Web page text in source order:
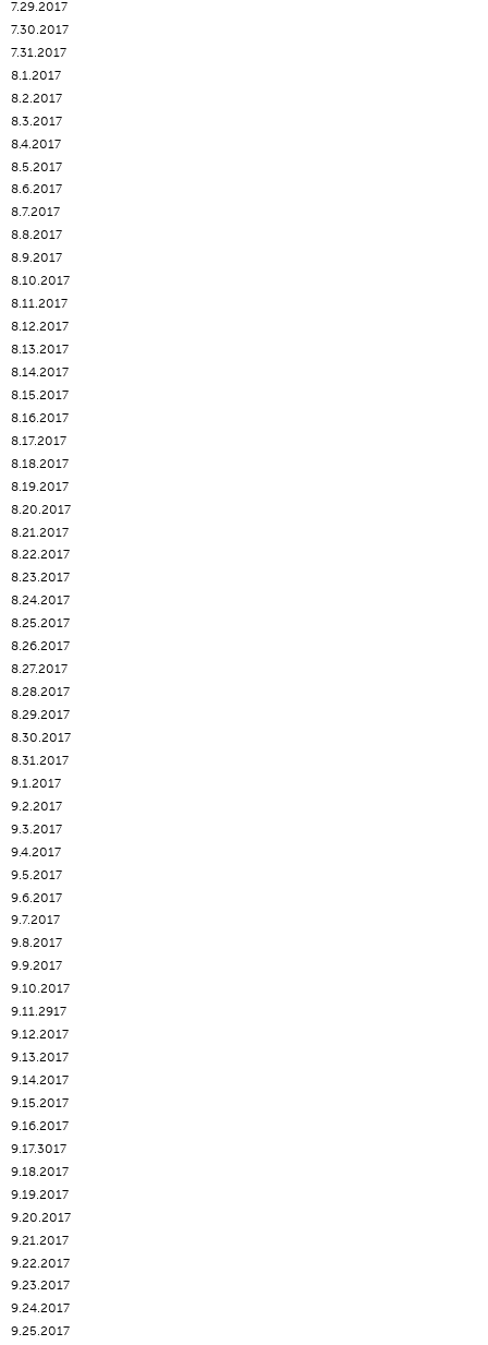
7.29.2017
7.30.2017
7.31.2017
8.1.2017
8.2.2017
8.3.2017
8.4.2017
8.5.2017
8.6.2017
8.7.2017
8.8.2017
8.9.2017
8.10.2017
8.11.2017
8.12.2017
8.13.2017
8.14.2017
8.15.2017
8.16.2017
8.17.2017
8.18.2017
8.19.2017
8.20.2017
8.21.2017
8.22.2017
8.23.2017
8.24.2017
8.25.2017
8.26.2017
8.27.2017
8.28.2017
8.29.2017
8.30.2017
8.31.2017
9.1.2017
9.2.2017
9.3.2017
9.4.2017
9.5.2017
9.6.2017
9.7.2017
9.8.2017
9.9.2017
9.10.2017
9.11.2917
9.12.2017
9.13.2017
9.14.2017
9.15.2017
9.16.2017
9.17.3017
9.18.2017
9.19.2017
9.20.2017
9.21.2017
9.22.2017
9.23.2017
9.24.2017
9.25.2017